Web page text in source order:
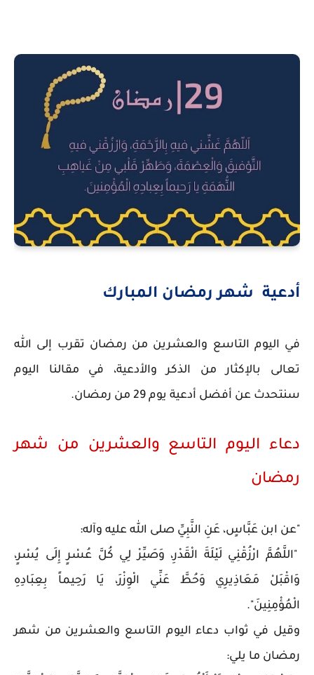
أدعية شهر رمضان المبارك
في اليوم التاسع والعشرين من رمضان تقرب إلى الله
تعالى بالإكثار من الذكر والأدعية، في مقالنا اليوم
سنتحدث عن أفضل أدعية يوم 29 من رمضان.
دعاء اليوم التاسع والعشرين من شهر
رمضان
"عن ابن عَبَّاسٍ، عَنِ النَّبِيِّ صلى الله عليه وآله:
"اللَّهُمَّ ارْزُقْنِي لَيْلَةَ الْقَدْرِ، وَصَيِّرْ لِي كُلَّ عُسْرٍ إِلَى يُسْرٍ،
وَاقْبَلْ مَعَاذِيرِي وَحُطَّ عَنِّي الْوِزْرَ، يَا رَحِيماً بِعِبَادِهِ
الْمُؤْمِنِينَ".
وقيل في ثواب دعاء اليوم التاسع والعشرين من شهر
رمضان ما يلي: